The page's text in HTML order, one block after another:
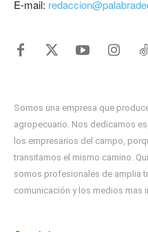
E-mail:
Somos una empresa que
agropecuario. Nos dedicamos
los empresarios del campo,
transitamos el mismo camino.
somos profesionales de amplia
comunicación y los medios mas